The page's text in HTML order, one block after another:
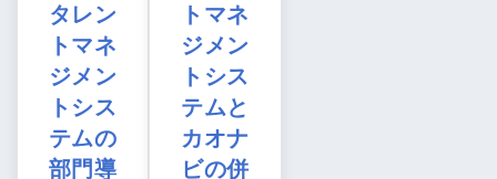
タレン
トマネ
ジメン
トシス
テムの
部門導
トマネ
ジメン
トシス
テムと
カオナ
ビの併